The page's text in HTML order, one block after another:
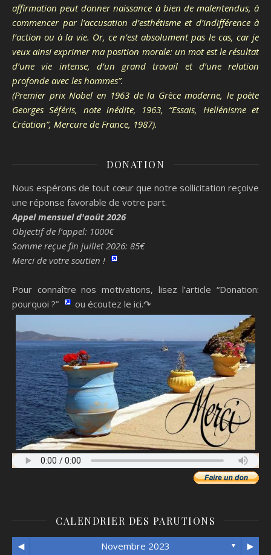
affirmation peut donner naissance à bien de malentendus, à
commencer par l’accusation d’esthétisme et d’indifférence à
l’action ou à la vie. Or, ce n’est absolument pas le cas, car je
veux ainsi exprimer ma position morale: un mot est le résultat
d’une vie intense, d’un grand travail et d’une relation
profonde avec les hommes”.
(Premier prix Nobel en 1963 de la Grèce moderne, le poète
Georges Séféris, note inédite, 1963, “Essais, Hellénisme et
Création”, Mercure de France, 1987).
DONATION
Nous espérons de tout cœur que notre sollicitation reçoive
une réponse favorable de votre part.
Appel mensuel d'août 2026
Objectif de l’appel: 1000€
Somme reçue fin juillet 2026: 85€
Merci de votre soutien !
Pour connaître nos motivations, lisez l’article “Donation:
pourquoi ?”
ou écoutez le ici.↷
CALENDRIER DES PARUTIONS
◄ Novembre 2023 ▼ ►